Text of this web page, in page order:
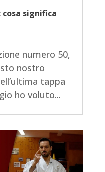
cosa significa
numero 50,
nostro
tappa
ho voluto...